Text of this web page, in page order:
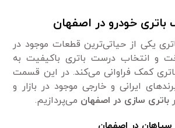
باتری خودرو در اصفهان
یکی از حیاتی‌ترین قطعات موجود در
و انتخاب درست باتری باکیفیت به
کمک فراوانی می‌کند. در این قسمت
ایرانی و خارجی موجود در بازار و
باتری سازی در اصفهان می‌پردازیم.